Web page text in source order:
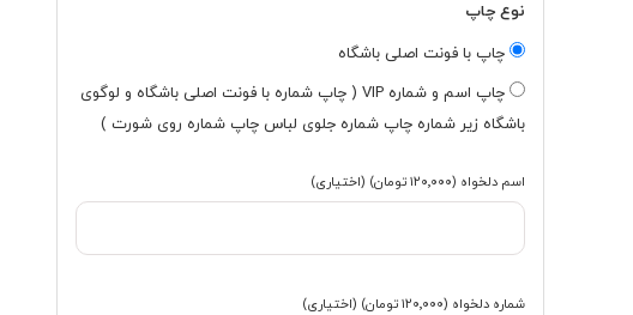
نوع چاپ
چاپ با فونت اصلی باشگاه
چاپ اسم و شماره VIP ( چاپ شماره با فونت اصلی باشگاه و لوگوی
باشگاه زیر شماره چاپ شماره جلوی لباس چاپ شماره روی شورت )
اسم دلخواه (۱۲۰٬۰۰۰ تومان) (اختیاری)
شماره دلخواه (۱۲۰٬۰۰۰ تومان) (اختیاری)